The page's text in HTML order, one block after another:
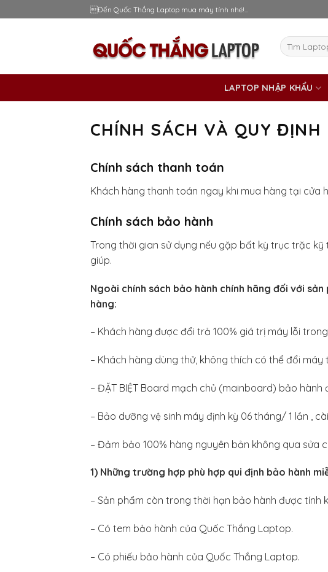
to
Đến Quốc Thắng Laptop mua máy tính nhé!...
Tìm
kiếm:
LAPTOP NHẬP KHẨU
CHÍNH SÁCH VÀ QUY ĐỊNH
Chính sách thanh toán
Khách hàng thanh toán ngay khi mua hàng tại cửa
Chính sách bảo hành
Trong thời gian sử dụng nếu gặp bất kỳ trục trặc
giúp.
Ngoài chính sách bảo hành chính hãng đối với
hàng:
– Khách hàng được đổi trả 100% giá trị máy lỗi
– Khách hàng dùng thử, không thích có thể đổi máy
– ĐẶT BIỆT Board mạch chủ (mainboard) bảo
– Bảo dưỡng vệ sinh máy định kỳ 06 tháng/ 1 lần ,
– Đảm bảo 100% hàng nguyên bản không qua sửa
1) Những trường hợp phù hợp qui định bảo hành
– Sản phẩm còn trong thời hạn bảo hành được tính
– Có tem bảo hành của Quốc Thắng Laptop.
– Có phiếu bảo hành của Quốc Thắng Laptop.